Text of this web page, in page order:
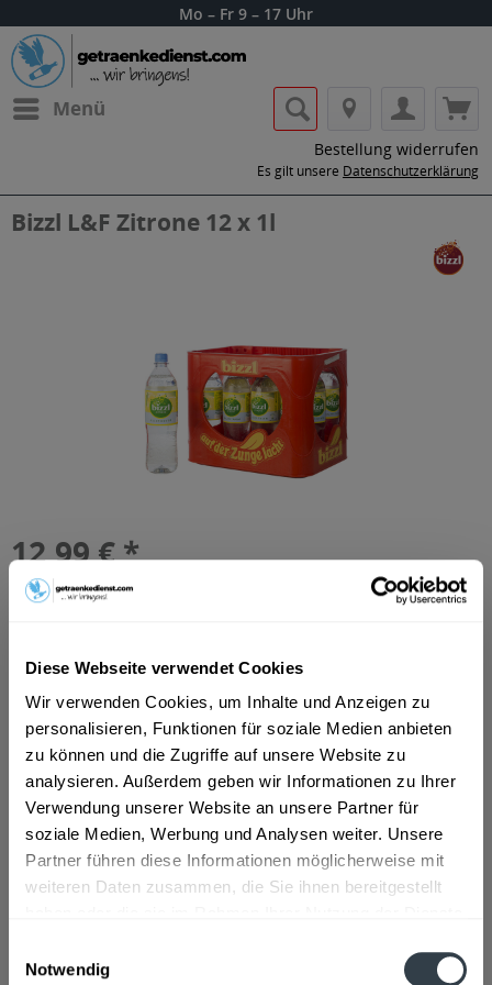
Diese Webseite verwendet Cookies
Wir verwenden Cookies, um Inhalte und Anzeigen zu
personalisieren, Funktionen für soziale Medien anbieten
zu können und die Zugriffe auf unsere Website zu
analysieren. Außerdem geben wir Informationen zu Ihrer
Verwendung unserer Website an unsere Partner für
soziale Medien, Werbung und Analysen weiter. Unsere
Partner führen diese Informationen möglicherweise mit
weiteren Daten zusammen, die Sie ihnen bereitgestellt
Notwendig
Mo – Fr 9 – 17 Uhr
Menü
Bestellung widerrufen
Es gilt unsere Datenschutzerklärung
Bizzl L&F Zitrone 12 x 1l
12,99 € *
Inhalt:
inkl. MwSt.ggf. zzgl. Erschwerniszuschlag
MEHRWEG
In den Warenkorb
Hinzugefügt
Artikel-Nr.: 15514
Beschreibung
mehr
Natürliches Mineralwasser, Kohlensäure, Fructosesirup,